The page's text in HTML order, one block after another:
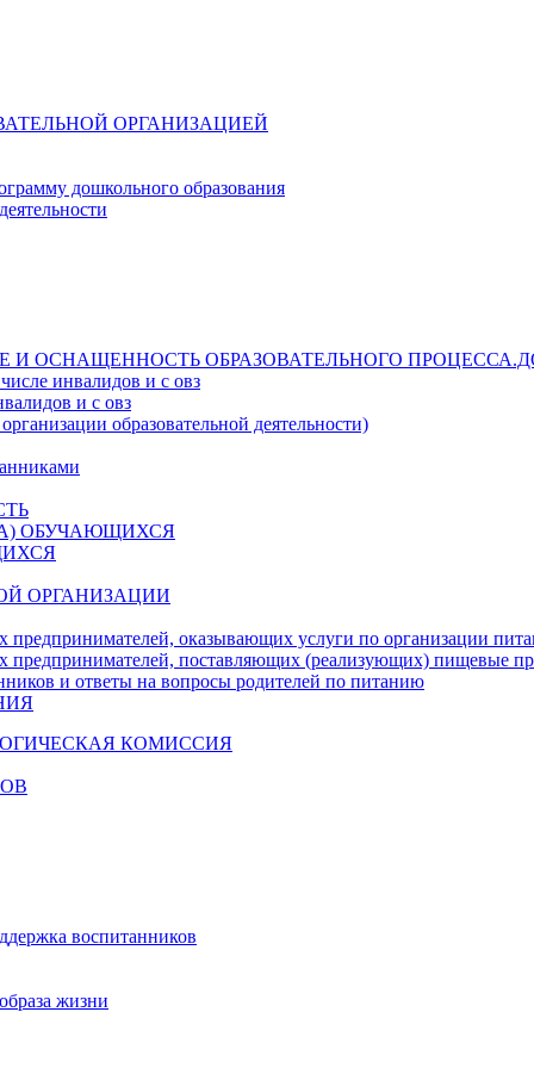
ОРГАНИЗАЦИЕЙ
дошкольного образования
И ОСНАЩЕННОСТЬ ОБРАЗОВАТЕЛЬНОГО
инвалидов и с овз
и с овз
образовательной деятельности)
ОБУЧАЮЩИХСЯ
ОРГАНИЗАЦИИ
предпринимателей, оказывающих услуги по организации
предпринимателей, поставляющих (реализующих) пищевые
и ответы на вопросы родителей по питанию
КОМИССИЯ
воспитанников
жизни